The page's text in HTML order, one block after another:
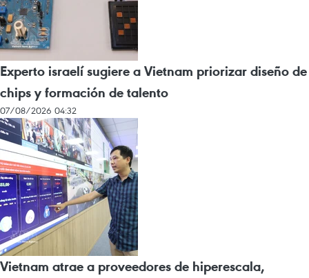
Experto israelí sugiere a Vietnam priorizar diseño de
chips y formación de talento
07/08/2026 04:32
Vietnam atrae a proveedores de hiperescala,